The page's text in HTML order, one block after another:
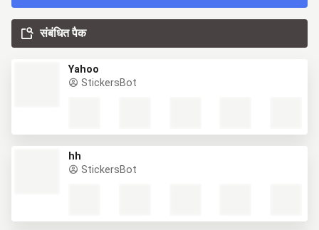
संबंधित पैक
Yahoo
StickersBot
hh
StickersBot